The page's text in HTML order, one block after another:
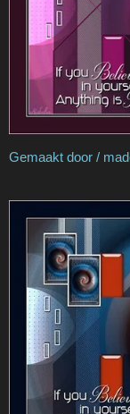
Gemaakt
Gemaakt